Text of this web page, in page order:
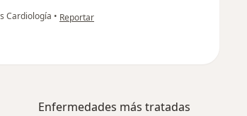
Cardiología • en opinión del usuario sra. Linda
Reportar
Enfermedades más tratadas